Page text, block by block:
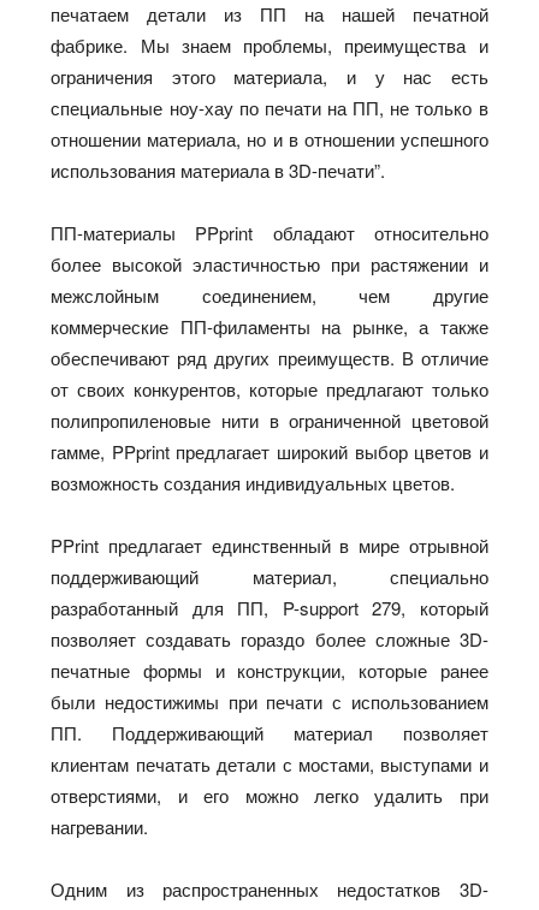
печатаем детали из ПП на нашей печатной
фабрике. Мы знаем проблемы, преимущества и
ограничения этого материала, и у нас есть
специальные ноу-хау по печати на ПП, не только в
отношении материала, но и в отношении успешного
использования материала в 3D-печати”.
ПП-материалы PPprint обладают относительно
более высокой эластичностью при растяжении и
межслойным соединением, чем другие
коммерческие ПП-филаменты на рынке, а также
обеспечивают ряд других преимуществ. В отличие
от своих конкурентов, которые предлагают только
полипропиленовые нити в ограниченной цветовой
гамме, PPprint предлагает широкий выбор цветов и
возможность создания индивидуальных цветов.
PPrint предлагает единственный в мире отрывной
поддерживающий материал, специально
разработанный для ПП, P-support 279, который
позволяет создавать гораздо более сложные 3D-
печатные формы и конструкции, которые ранее
были недостижимы при печати с использованием
ПП. Поддерживающий материал позволяет
клиентам печатать детали с мостами, выступами и
отверстиями, и его можно легко удалить при
нагревании.
Одним из распространенных недостатков 3D-